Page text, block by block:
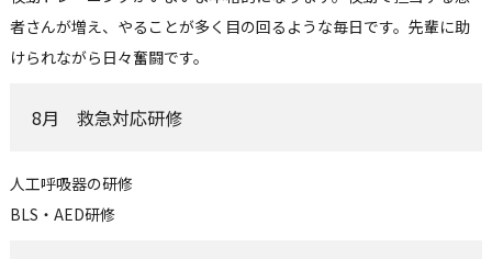
者さんが増え、やることが多く目の回るような毎日です。先輩に助
けられながら日々奮闘です。
8月 救急対応研修
人工呼吸器の研修
BLS・AED研修